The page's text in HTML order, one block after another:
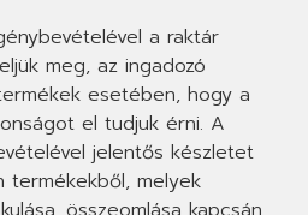
a raktár
meg, az ingadozó
esetében, hogy a
el tudjuk érni. A
jelentős készletet
termékekből, melyek